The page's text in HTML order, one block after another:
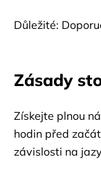
Důležité:
Zásady
Získejte plnou
hodin před
závislosti na